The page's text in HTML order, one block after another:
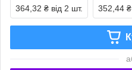
364,32 ₴ від 2 шт. 352,44 ₴